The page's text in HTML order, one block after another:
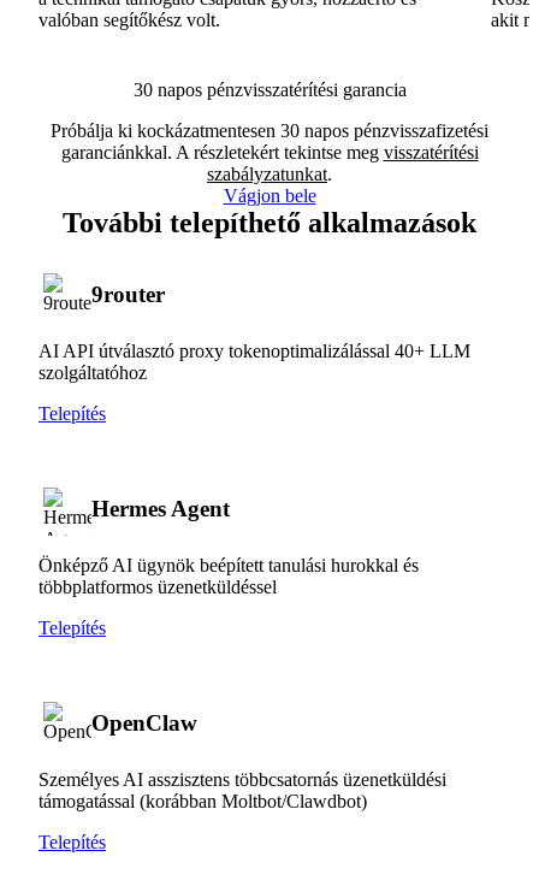
valóban segítőkész volt.
akit
30 napos pénzvisszatérítési garancia
Próbálja ki kockázatmentesen 30 napos pénzvisszafizetési
garanciánkkal. A részletekért tekintse meg visszatérítési
szabályzatunkat.
Vágjon bele
További telepíthető alkalmazások
9router
AI API útválasztó proxy tokenoptimalizálással 40+ LLM
szolgáltatóhoz
Telepítés
Hermes Agent
Önképző AI ügynök beépített tanulási hurokkal és
többplatformos üzenetküldéssel
Telepítés
OpenClaw
Személyes AI asszisztens többcsatornás üzenetküldési
támogatással (korábban Moltbot/Clawdbot)
Telepítés